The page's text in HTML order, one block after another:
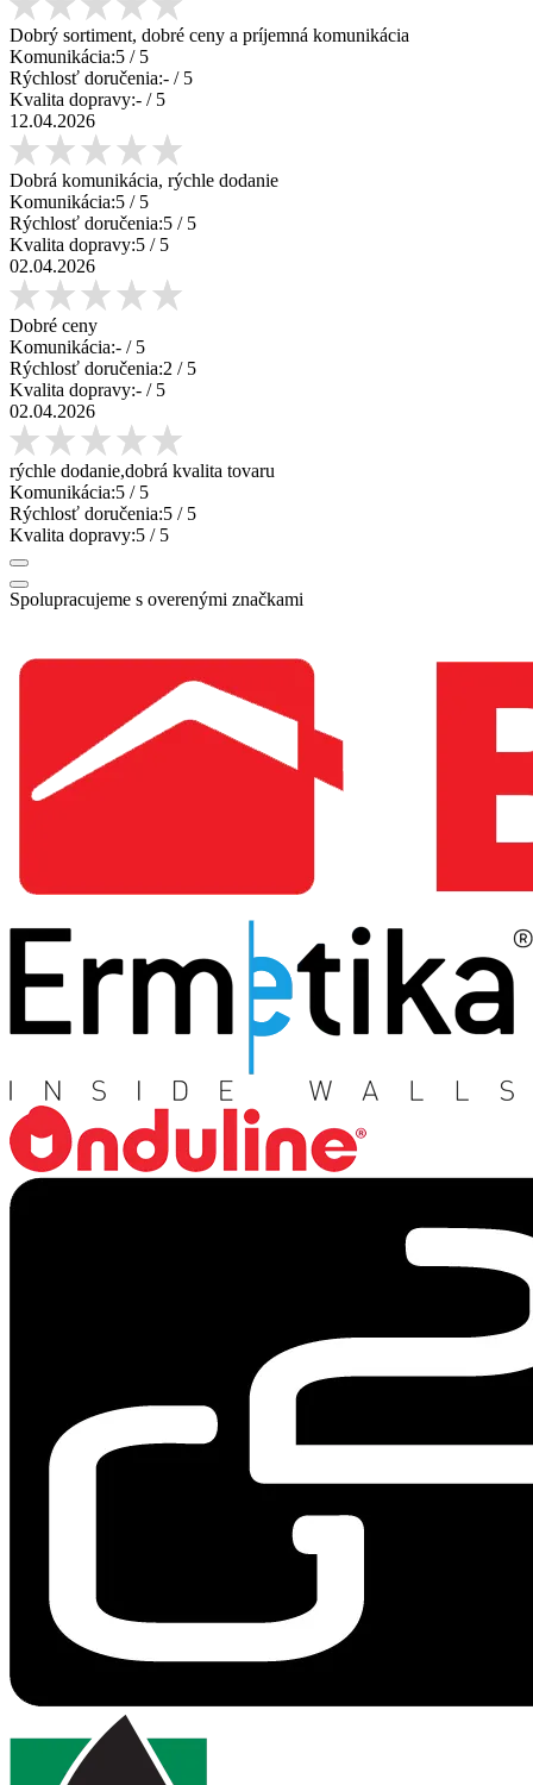
Dobrý sortiment, dobré ceny a príjemná komunikácia
Komunikácia:5 / 5
Rýchlosť doručenia:- / 5
Kvalita dopravy:- / 5
12.04.2026
Dobrá komunikácia, rýchle dodanie
Komunikácia:5 / 5
Rýchlosť doručenia:5 / 5
Kvalita dopravy:5 / 5
02.04.2026
Dobré ceny
Komunikácia:- / 5
Rýchlosť doručenia:2 / 5
Kvalita dopravy:- / 5
02.04.2026
rýchle dodanie,dobrá kvalita tovaru
Komunikácia:5 / 5
Rýchlosť doručenia:5 / 5
Kvalita dopravy:5 / 5
Spolupracujeme s overenými značkami